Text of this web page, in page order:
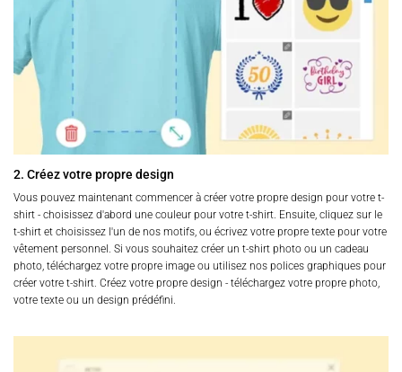
2. Créez votre propre design
Vous pouvez maintenant commencer à créer votre propre design pour votre t-
shirt - choisissez d'abord une couleur pour votre t-shirt. Ensuite, cliquez sur le
t-shirt et choisissez l'un de nos motifs, ou écrivez votre propre texte pour votre
vêtement personnel. Si vous souhaitez créer un t-shirt photo ou un cadeau
photo, téléchargez votre propre image ou utilisez nos polices graphiques pour
créer votre t-shirt. Créez votre propre design - téléchargez votre propre photo,
votre texte ou un design prédéfini.